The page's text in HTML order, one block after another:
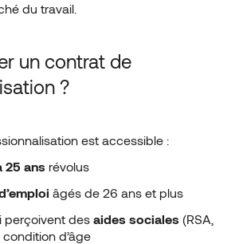
du travail.
un contrat de
?
est accessible :
25 ans révolus
âgés de 26 ans et plus
perçoivent des aides sociales (RSA,
condition d’âge